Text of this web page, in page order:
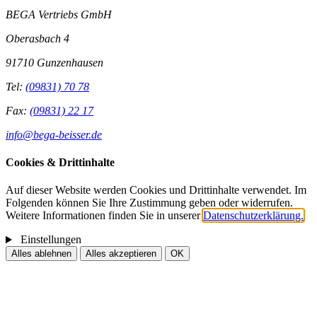
BEGA Vertriebs GmbH
Oberasbach 4
91710 Gunzenhausen
Tel: (09831) 70 78
Fax: (09831) 22 17
info@bega-beisser.de
Cookies & Drittinhalte
Auf dieser Website werden Cookies und Drittinhalte verwendet. Im
Folgenden können Sie Ihre Zustimmung geben oder widerrufen.
Weitere Informationen finden Sie in unsererDatenschutzerklärung.
Einstellungen
Alles ablehnen Alles akzeptieren OK